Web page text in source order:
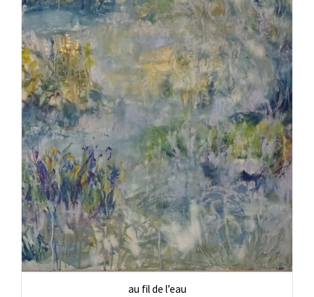
au fil de l’eau